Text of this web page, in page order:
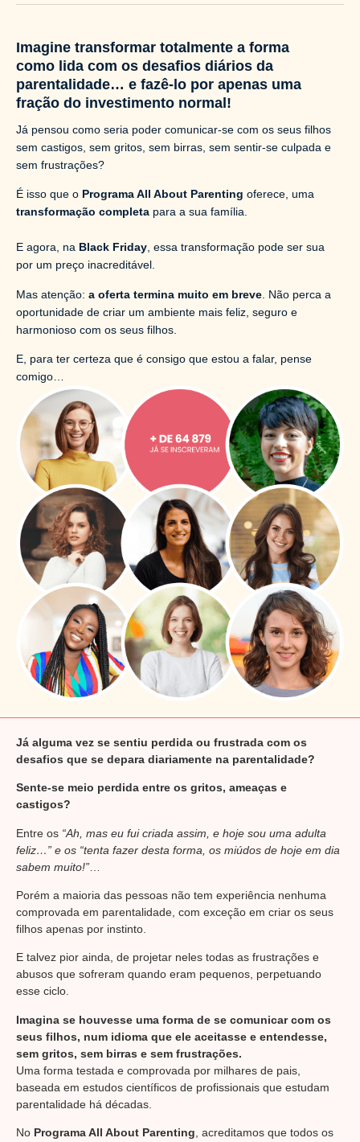
Imagine transformar totalmente a forma
como lida com os desafios diários da
parentalidade… e fazê-lo por apenas uma
fração do investimento normal!
Já pensou como seria poder comunicar-se com os seus filhos
sem castigos, sem gritos, sem birras, sem sentir-se culpada e
sem frustrações?
É isso que o Programa All About Parenting oferece, uma
transformação completa para a sua família.
E agora, na Black Friday, essa transformação pode ser sua
por um preço inacreditável.
Mas atenção: a oferta termina muito em breve . Não perca a
oportunidade de criar um ambiente mais feliz, seguro e
harmonioso com os seus filhos.
E, para ter certeza que é consigo que estou a falar, pense
comigo…
Já alguma vez se sentiu perdida ou frustrada com os
desafios que se depara diariamente na parentalidade?
Sente-se meio perdida entre os gritos, ameaças e
castigos?
Entre os “Ah, mas eu fui criada assim, e hoje sou uma adulta
feliz…” e os “tenta fazer desta forma, os miúdos de hoje em dia
sabem muito!”
Porém a maioria das pessoas não tem experiência nenhuma
comprovada em parentalidade, com exceção em criar os seus
filhos apenas por instinto.
E talvez pior ainda, de projetar neles todas as frustrações e
abusos que sofreram quando eram pequenos, perpetuando
esse ciclo.
Imagina se houvesse uma forma de se comunicar com os
seus filhos, num idioma que ele aceitasse e entendesse,
sem gritos, sem birras e sem frustrações.
Uma forma testada e comprovada por milhares de pais,
baseada em estudos científicos de profissionais que estudam
parentalidade há décadas.
No Programa All About Parenting , acreditamos que todos os